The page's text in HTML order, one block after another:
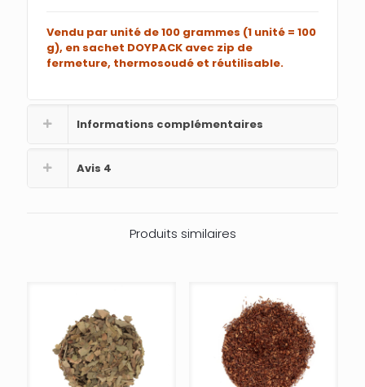
Vendu par unité de 100 grammes (1 unité = 100
g), en sachet DOYPACK avec zip de
fermeture, thermosoudé et réutilisable.
Informations complémentaires
Avis 4
Produits similaires